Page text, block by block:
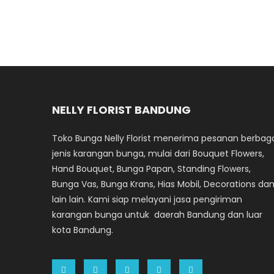
NELLY FLORIST BANDUNG
Toko Bunga Nelly Florist menerima pesanan
jenis karangan bunga, mulai dari Bouquet Flowers,
Hand Bouquet, Bunga Papan, Standing Flowers,
Bunga Vas, Bunga Krans, Hias Mobil, Decorations dan
lain lain. Kami siap melayani jasa pengiriman
karangan bunga untuk daerah Bandung dan luar
kota Bandung.